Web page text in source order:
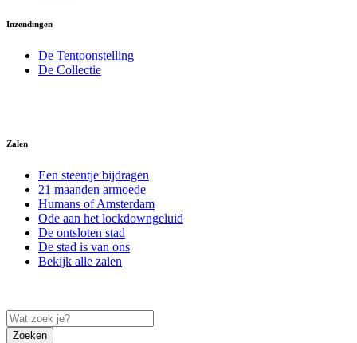
Inzendingen
De Tentoonstelling
De Collectie
Zalen
Een steentje bijdragen
21 maanden armoede
Humans of Amsterdam
Ode aan het lockdowngeluid
De ontsloten stad
De stad is van ons
Bekijk alle zalen
Zoeken